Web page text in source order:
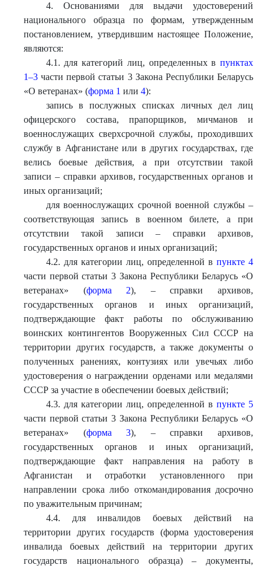
4. Основаниями для выдачи удостоверений
национального образца по формам, утвержденным
постановлением, утвердившим настоящее Положение,
являются:
4.1. для категорий лиц, определенных в пунктах
1–3 части первой статьи 3 Закона Республики Беларусь
«О ветеранах» (форма 1 или 4):
запись в послужных списках личных дел лиц
офицерского состава, прапорщиков, мичманов и
военнослужащих сверхсрочной службы, проходивших
службу в Афганистане или в других государствах, где
велись боевые действия, а при отсутствии такой
записи – справки архивов, государственных органов и
иных организаций;
для военнослужащих срочной военной службы –
соответствующая запись в военном билете, а при
отсутствии такой записи – справки архивов,
государственных органов и иных организаций;
4.2. для категории лиц, определенной в пункте 4
части первой статьи 3 Закона Республики Беларусь «О
ветеранах» (форма 2), – справки архивов,
государственных органов и иных организаций,
подтверждающие факт работы по обслуживанию
воинских контингентов Вооруженных Сил СССР на
территории других государств, а также документы о
полученных ранениях, контузиях или увечьях либо
удостоверения о награждении орденами или медалями
СССР за участие в обеспечении боевых действий;
4.3. для категории лиц, определенной в пункте 5
части первой статьи 3 Закона Республики Беларусь «О
ветеранах» (форма 3), – справки архивов,
государственных органов и иных организаций,
подтверждающие факт направления на работу в
Афганистан и отработки установленного при
направлении срока либо откомандирования досрочно
по уважительным причинам;
4.4. для инвалидов боевых действий на
территории других государств (форма удостоверения
инвалида боевых действий на территории других
государств национального образца) – документы,